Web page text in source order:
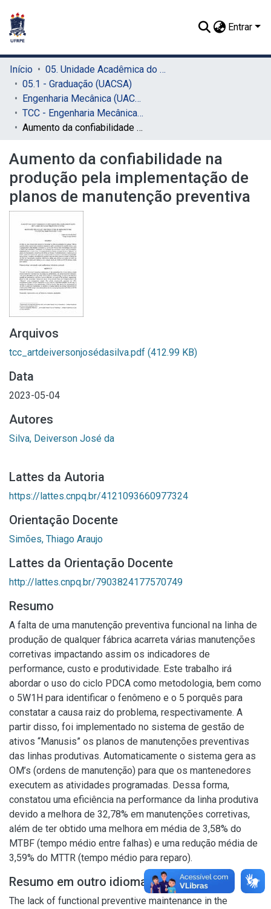
Entrar
Início
05. Unidade Acadêmica do Cabo de Santo Agostinho (UACSA)
05.1 - Graduação (UACSA)
Engenharia Mecânica (UACSA)
TCC - Engenharia Mecânica (UACSA)
Aumento da confiabilidade na produção pela implementação de planos de manutenção preventiva
Aumento da confiabilidade na
produção pela implementação de
planos de manutenção preventiva
Arquivos
tcc_artdeiversonjosédasilva.pdf (412.99 KB)
Data
2023-05-04
Autores
Silva, Deiverson José da
Lattes da Autoria
https://lattes.cnpq.br/4121093660977324
Orientação Docente
Simões, Thiago Araujo
Lattes da Orientação Docente
http://lattes.cnpq.br/7903824177570749
Resumo
A falta de uma manutenção preventiva funcional na linha de
produção de qualquer fábrica acarreta várias manutenções
corretivas impactando assim os indicadores de
performance, custo e produtividade. Este trabalho irá
abordar o uso do ciclo PDCA como metodologia, bem como
o 5W1H para identificar o fenômeno e o 5 porquês para
constatar a causa raiz do problema, respectivamente. A
partir disso, foi implementado no sistema de gestão de
ativos “Manusis” os planos de manutenções preventivas
das linhas produtivas. Automaticamente o sistema gera as
OM’s (ordens de manutenção) para que os mantenedores
executem as atividades programadas. Dessa forma,
constatou uma eficiência na performance da linha produtiva
devido a melhora de 32,78% em manutenções corretivas,
além de ter obtido uma melhora em média de 3,58% do
MTBF (tempo médio entre falhas) e uma redução média de
3,59% do MTTR (tempo médio para reparo).
Resumo em outro idioma
The lack of functional preventive maintenance in the